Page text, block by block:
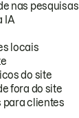
nas pesquisas
IA
locais
do site
fora do site
para clientes